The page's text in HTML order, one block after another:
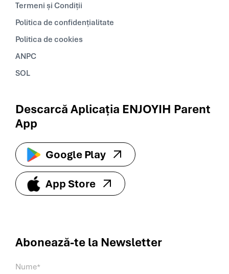
Termeni și Condiții
Politica de confidențialitate
Politica de cookies
ANPC
SOL
Descarcă Aplicația ENJOYIH Parent
App
Google Play
App Store
Abonează-te la Newsletter